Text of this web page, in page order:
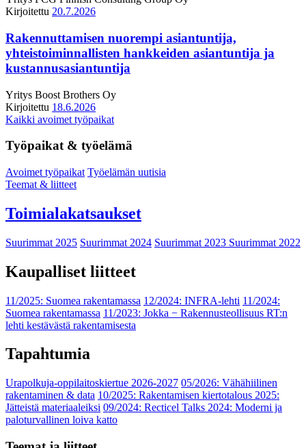
Kirjoitettu 20.7.2026
Rakennuttamisen nuorempi asiantuntija,
yhteistoiminnallisten hankkeiden asiantuntija ja
kustannusasiantuntija
Yritys Boost Brothers Oy
Kirjoitettu 18.6.2026
Kaikki avoimet työpaikat
Työpaikat & työelämä
Avoimet työpaikat Työelämän uutisia
Teemat & liitteet
Toimialakatsaukset
Suurimmat 2025 Suurimmat 2024 Suurimmat 2023 Suurimmat 2022
Kaupalliset liitteet
11/2025: Suomea rakentamassa 12/2024: INFRA-lehti 11/2024:
Suomea rakentamassa 11/2023: Jokka − Rakennusteollisuus RT:n
lehti kestävästä rakentamisesta
Tapahtumia
Urapolkuja-oppilaitoskiertue 2026-2027 05/2026: Vähähiilinen
rakentaminen & data 10/2025: Rakentamisen kiertotalous 2025:
Jätteistä materiaaleiksi 09/2024: Recticel Talks 2024: Moderni ja
paloturvallinen loiva katto